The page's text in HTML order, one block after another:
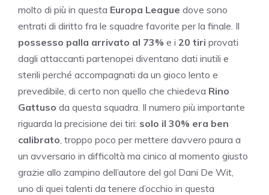
molto di più in questa Europa League dove sono
entrati di diritto fra le squadre favorite per la finale. Il
possesso palla arrivato al 73% e i 20 tiri provati
dagli attaccanti partenopei diventano dati inutili e
sterili perché accompagnati da un gioco lento e
prevedibile, di certo non quello che chiedeva Rino
Gattuso da questa squadra. Il numero più importante
riguarda la precisione dei tiri: solo il 30% era ben
calibrato, troppo poco per mettere davvero paura a
un avversario in difficoltà ma cinico al momento giusto
grazie allo zampino dell’autore del gol Dani De Wit,
uno di quei talenti da tenere d’occhio in questa